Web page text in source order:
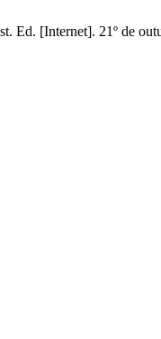
Ed. [Internet]. 21º de